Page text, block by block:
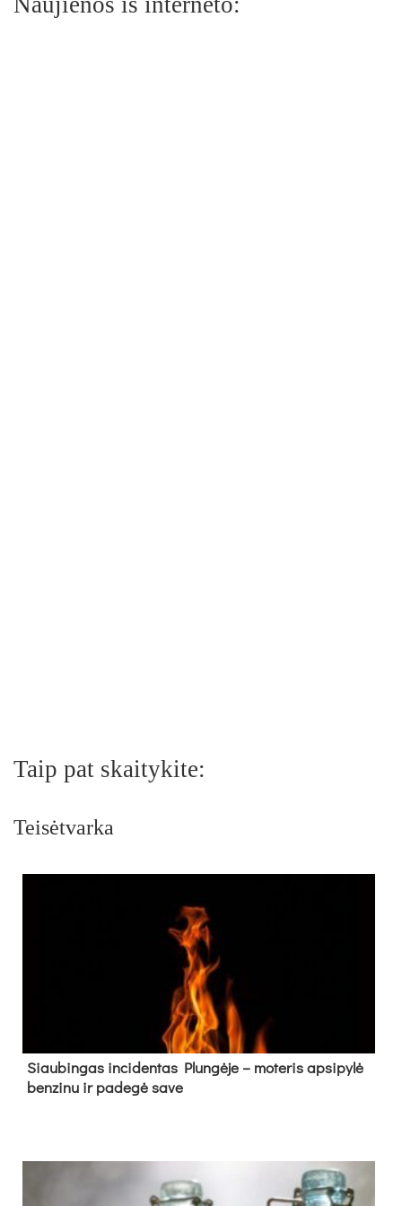
Taip pat skaitykite:
Teisėtvarka
Siau­bin­gas in­ci­den­tas Plun­gė­je – mo­te­ris ap­si­py­lė
ben­zi­nu ir pa­de­gė sa­ve